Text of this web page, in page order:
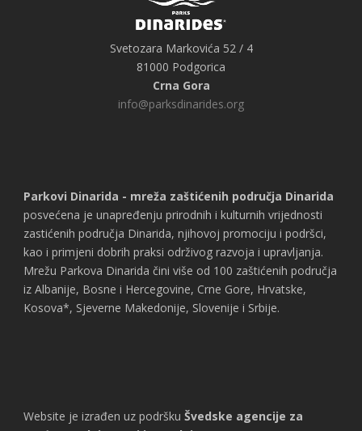
Svetozara Markovića 52 / 4
81000 Podgorica
Crna Gora
info@parksdinarides.org
Parkovi Dinarida - mreža zaštićenih područja Dinarida
posvećena je unapređenju prirodnih i kulturnih vrijednosti
zastićenih područja Dinarida, njihovoj promociju i podršci,
kao i primjeni dobrih praksi održivog razvoja i upravljanja.
Mrežu Parkova Dinarida čini više od 100 zaštićenih područja
iz Albanije, Bosne i Hercegovine, Crne Gore, Hrvatske,
Kosova*, Sjeverne Makedonije, Slovenije i Srbije.
Website je izrađen uz podršku Švedske agencije za